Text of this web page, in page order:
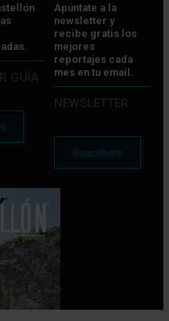
GUÍA
Apúntate a la
newsletter y
recibe gratis los
mejores
reportajes cada
mes en tu email.
NEWSLETTER
Suscríbete